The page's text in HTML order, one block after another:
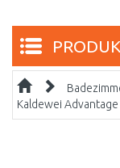
Kaldewei